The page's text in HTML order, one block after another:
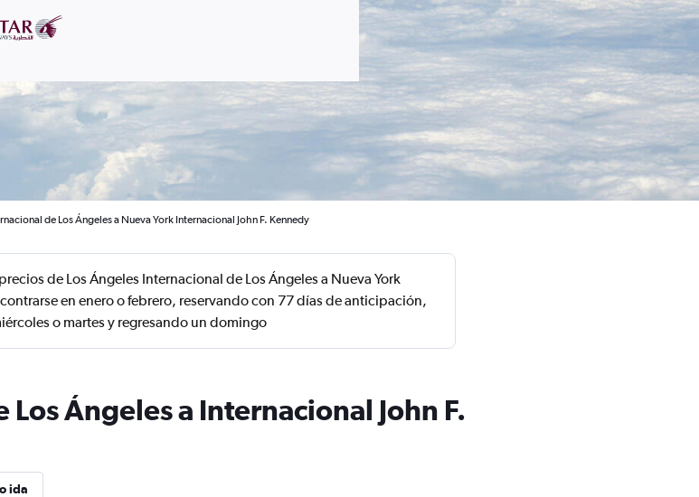
de Los Ángeles a Nueva York Internacional John F. Kennedy
de Los Ángeles Internacional de Los Ángeles a Nueva York
en enero o febrero, reservando con 77 días de anticipación,
o martes y regresando un domingo
Ángeles a Internacional John F.
ida